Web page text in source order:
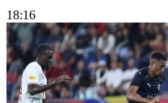
18:16